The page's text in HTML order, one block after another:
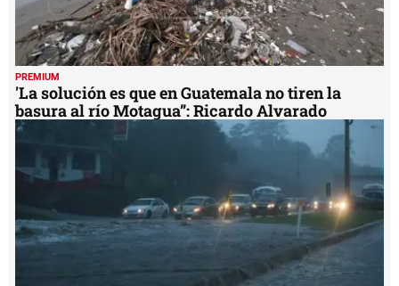
PREMIUM
'La solución es que en Guatemala no tiren la
basura al río Motagua”: Ricardo Alvarado